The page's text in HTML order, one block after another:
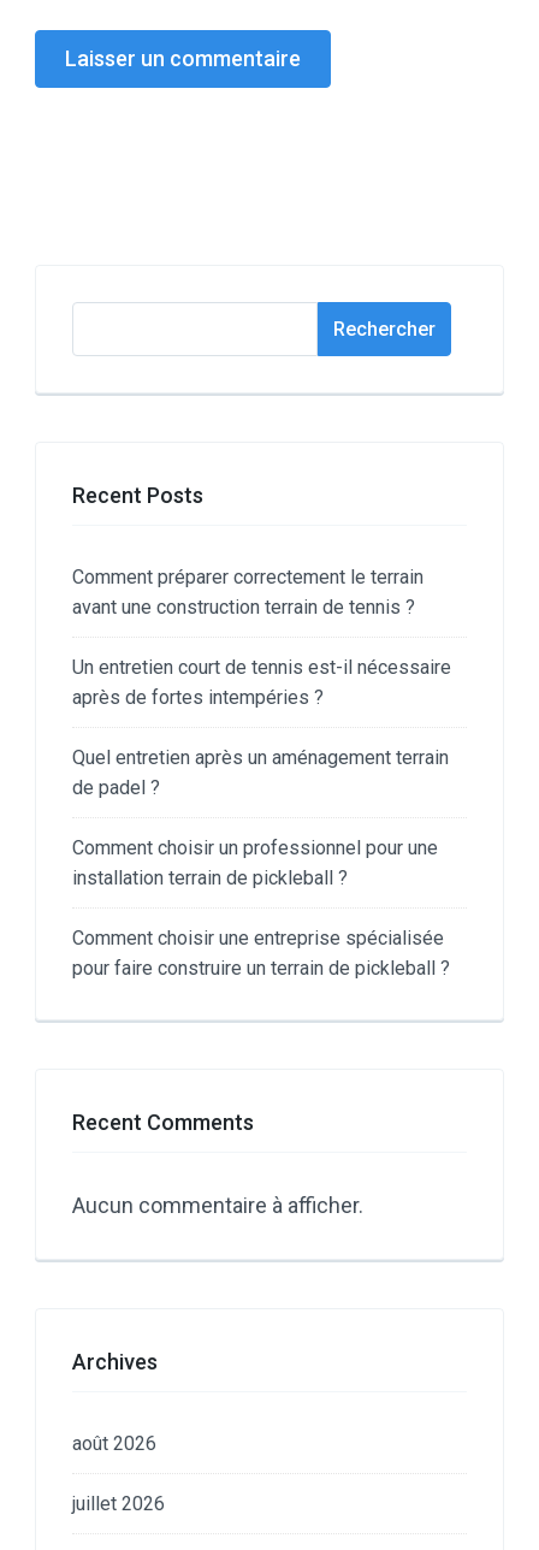
Rechercher
Recent Posts
Comment préparer correctement le terrain
avant une construction terrain de tennis ?
Un entretien court de tennis est-il nécessaire
après de fortes intempéries ?
Quel entretien après un aménagement terrain
de padel ?
Comment choisir un professionnel pour une
installation terrain de pickleball ?
Comment choisir une entreprise spécialisée
pour faire construire un terrain de pickleball ?
Recent Comments
Aucun commentaire à afficher.
Archives
août 2026
juillet 2026